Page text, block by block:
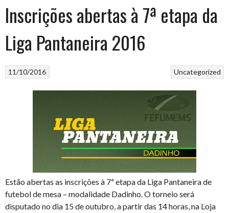
Inscrições abertas à 7ª etapa da
Liga Pantaneira 2016
Uncategorized
11/10/2016
Estão abertas as inscrições à 7ª etapa da Liga Pantaneira de
futebol de mesa – modalidade Dadinho. O torneio será
disputado no dia 15 de outubro, a partir das 14 horas, na Loja